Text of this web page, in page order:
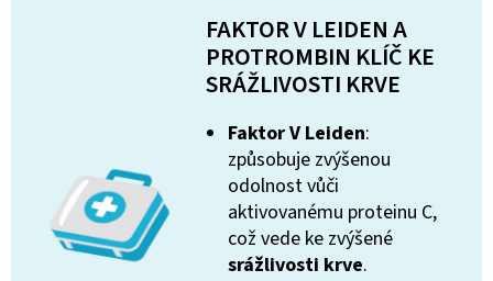
FAKTOR V LEIDEN A
PROTROMBIN KLÍČ KE
SRÁŽLIVOSTI KRVE
Faktor V Leiden:
způsobuje zvýšenou
odolnost vůči
aktivovanému proteinu C,
což vede ke zvýšené
srážlivosti krve.